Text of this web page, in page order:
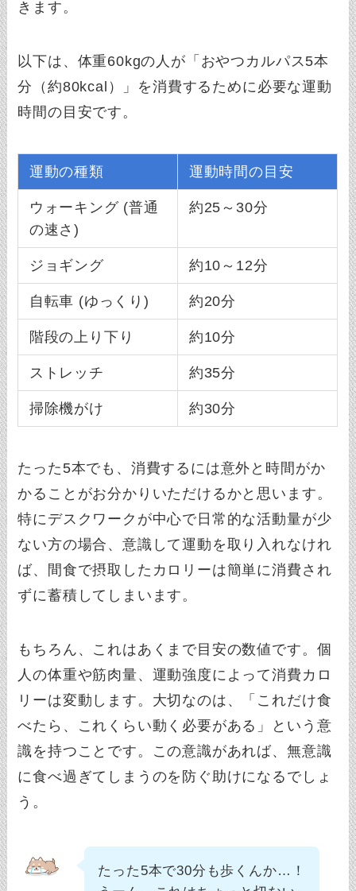
きます。
以下は、体重60kgの人が「おやつカルパス5本
分（約80kcal）」を消費するために必要な運動
時間の目安です。
運動の種類 運動時間の目安
ウォーキング (普通
の速さ)
約25～30分
ジョギング 約10～12分
自転車 (ゆっくり) 約20分
階段の上り下り 約10分
ストレッチ 約35分
掃除機がけ 約30分
たった5本でも、消費するには意外と時間がか
かることがお分かりいただけるかと思います。
特にデスクワークが中心で日常的な活動量が少
ない方の場合、意識して運動を取り入れなけれ
ば、間食で摂取したカロリーは簡単に消費され
ずに蓄積してしまいます。
もちろん、これはあくまで目安の数値です。個
人の体重や筋肉量、運動強度によって消費カロ
リーは変動します。大切なのは、「これだけ食
べたら、これくらい動く必要がある」という意
識を持つことです。この意識があれば、無意識
に食べ過ぎてしまうのを防ぐ助けになるでしょ
う。
たった5本で30分も歩くんか…！